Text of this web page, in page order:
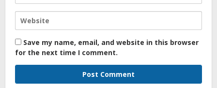
Save my name, email, and website in this browser
for the next time I comment.